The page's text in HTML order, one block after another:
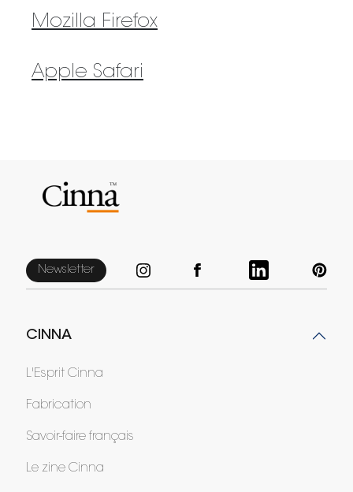
Mozilla Firefox
Apple Safari
Newsletter
CINNA
L'Esprit Cinna
Fabrication
Savoir-faire français
Le zine Cinna